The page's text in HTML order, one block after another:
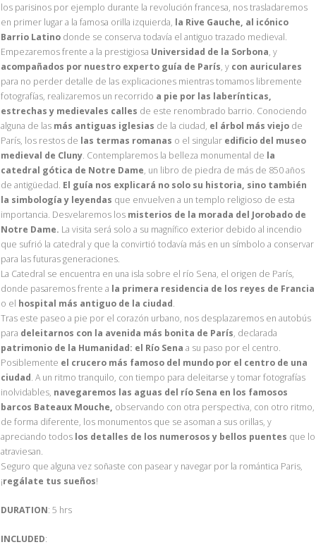
los parisinos por ejemplo durante la revolución francesa, nos trasladaremos
en primer lugar a la famosa orilla izquierda, la Rive Gauche, al icónico
Barrio Latino donde se conserva todavía el antiguo trazado medieval.
Empezaremos frente a la prestigiosa Universidad de la Sorbona, y
acompañados por nuestro experto guía de París, y con auriculares
para no perder detalle de las explicaciones mientras tomamos libremente
fotografías, realizaremos un recorrido a pie por las laberínticas,
estrechas y medievales calles de este renombrado barrio. Conociendo
alguna de las más antiguas iglesias de la ciudad, el árbol más viejo de
París, los restos de las termas romanas o el singular edificio del museo
medieval de Cluny. Contemplaremos la belleza monumental de la
catedral gótica de Notre Dame, un libro de piedra de más de 850 años
de antigüedad. El guía nos explicará no solo su historia, sino también
la simbología y leyendas que envuelven a un templo religioso de esta
importancia. Desvelaremos los misterios de la morada del Jorobado de
Notre Dame. La visita será solo a su magnífico exterior debido al incendio
que sufrió la catedral y que la convirtió todavía más en un símbolo a conservar
para las futuras generaciones.
La Catedral se encuentra en una isla sobre el río Sena, el origen de París,
donde pasaremos frente a la primera residencia de los reyes de Francia
o el hospital más antiguo de la ciudad.
Tras este paseo a pie por el corazón urbano, nos desplazaremos en autobús
para deleitarnos con la avenida más bonita de París, declarada
patrimonio de la Humanidad: el Río Sena a su paso por el centro.
Posiblemente el crucero más famoso del mundo por el centro de una
ciudad. A un ritmo tranquilo, con tiempo para deleitarse y tomar fotografías
inolvidables, navegaremos las aguas del río Sena en los famosos
barcos Bateaux Mouche, observando con otra perspectiva, con otro ritmo,
de forma diferente, los monumentos que se asoman a sus orillas, y
apreciando todos los detalles de los numerosos y bellos puentes que lo
atraviesan.
Seguro que alguna vez soñaste con pasear y navegar por la romántica Paris,
¡regálate tus sueños!
DURATION: 5 hrs
INCLUDED: